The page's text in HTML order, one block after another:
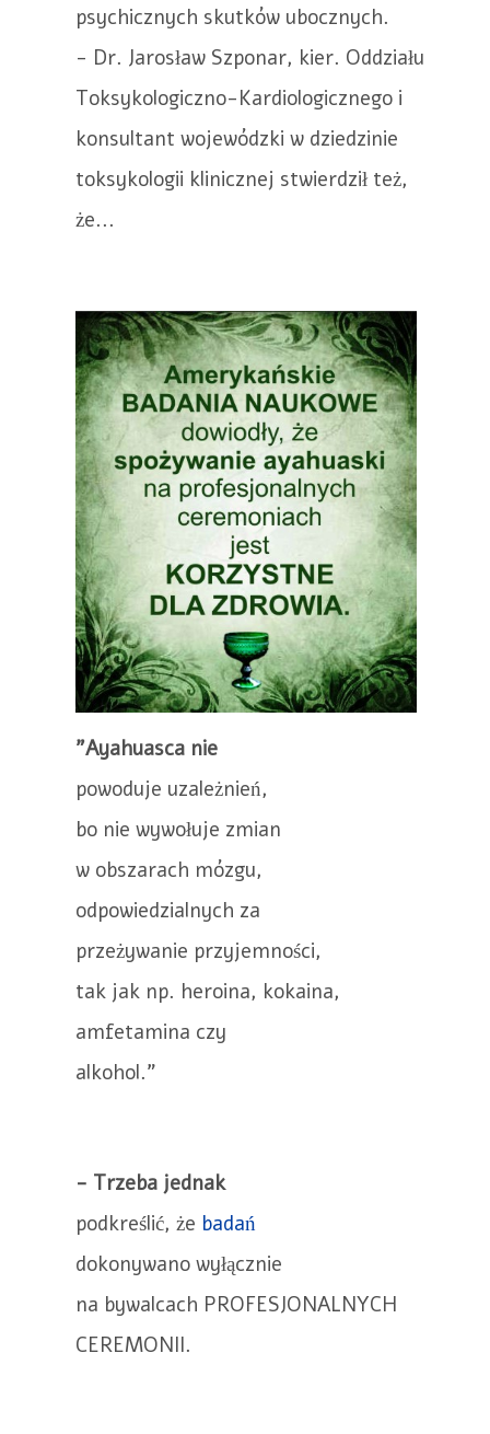
psychicznych skutków ubocznych.
- Dr. Jarosław Szponar, kier. Oddziału
Toksykologiczno-Kardiologicznego i
konsultant wojewódzki w dziedzinie
toksykologii klinicznej stwierdził też,
że...
"Ayahuasca nie
powoduje uzależnień,
bo nie wywołuje zmian
w obszarach mózgu,
odpowiedzialnych za
przeżywanie przyjemności,
tak jak np. heroina, kokaina,
amfetamina czy
alkohol."
- Trzeba jednak
podkreślić, że badań
dokonywano wyłącznie
na bywalcach PROFESJONALNYCH
CEREMONII.